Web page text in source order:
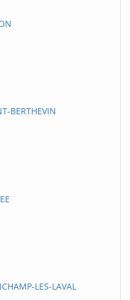
BERTHEVIN
LES-LAVAL